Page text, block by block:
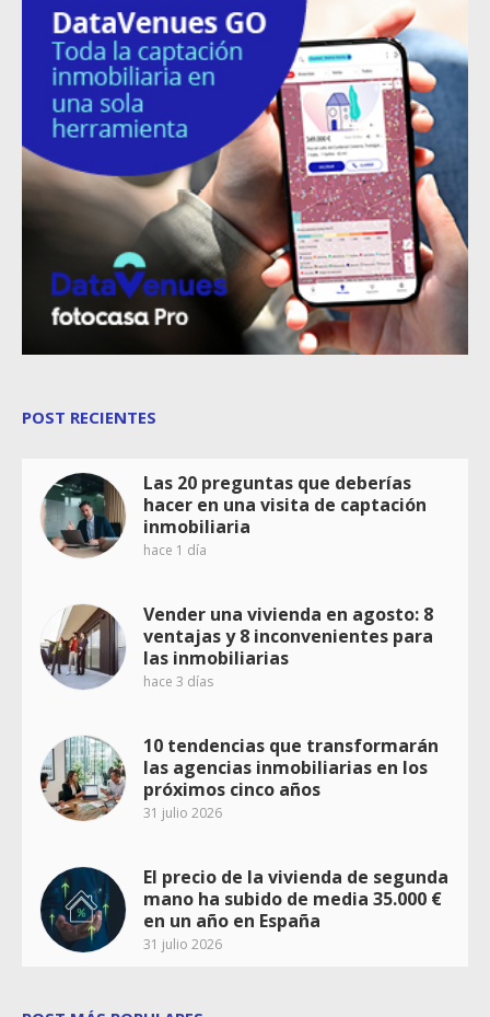
POST RECIENTES
Las 20 preguntas que deberías
hacer en una visita de captación
inmobiliaria
hace 1 día
Vender una vivienda en agosto: 8
ventajas y 8 inconvenientes para
las inmobiliarias
hace 3 días
10 tendencias que transformarán
las agencias inmobiliarias en los
próximos cinco años
31 julio 2026
El precio de la vivienda de segunda
mano ha subido de media 35.000 €
en un año en España
31 julio 2026